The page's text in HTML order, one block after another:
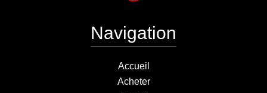
Navigation
Accueil
Acheter